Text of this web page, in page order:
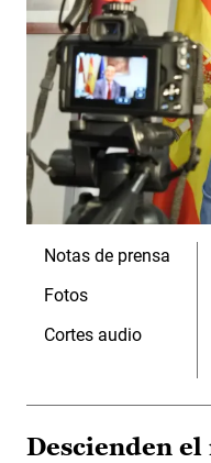
Notas de prensa
Fotos
Cortes audio
Descienden el